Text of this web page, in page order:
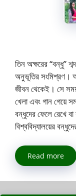
তিন অক্ষরের “বন্ধু”
অনুভূতির সংমিশ্রণ।
জীবন থেকেই। সে সময়
খেলা এবং গান গেয়ে
বন্ধুদের ফেলে রেখে
বিশ্ববিদ্যালয়ের
Read more